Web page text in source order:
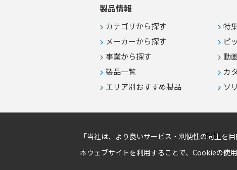
製品情報
カテゴリから探す
メーカーから探す
事業から探す
製品一覧
エリア別おすすめ製品
特
ピ
動
カ
ソ
商標リス
「当社は、より良いサービス・利便性の向上を
本ウェブサイトを利用することで、Cookieの使